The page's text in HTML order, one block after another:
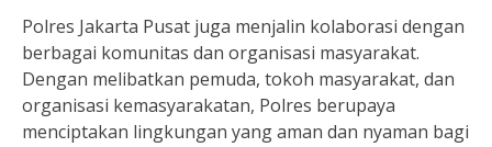
Polres Jakarta Pusat juga menjalin kolaborasi dengan
berbagai komunitas dan organisasi masyarakat.
Dengan melibatkan pemuda, tokoh masyarakat, dan
organisasi kemasyarakatan, Polres berupaya
menciptakan lingkungan yang aman dan nyaman bagi